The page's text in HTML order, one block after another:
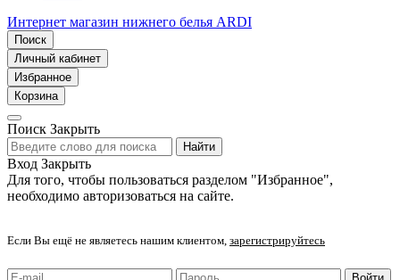
Интернет магазин нижнего белья ARDI
Поиск
Личный кабинет
Избранное
Корзина
Поиск Закрыть
Найти
Вход Закрыть
Для того, чтобы пользоваться разделом "Избранное",
необходимо авторизоваться на сайте.
Если Вы ещё не являетесь нашим клиентом, зарегистрируйтесь